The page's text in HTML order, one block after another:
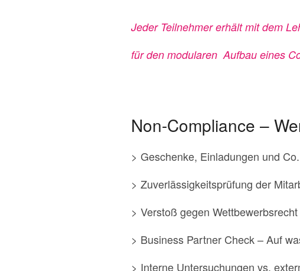
Jeder Teilnehmer erhält mit dem
für den modularen Aufbau eines
Non-Compliance –
> Geschenke, Einladungen und
> Zuverlässigkeitsprüfung der
> Verstoß gegen
> Business Partner Check – Auf
> Interne Untersuchungen vs.